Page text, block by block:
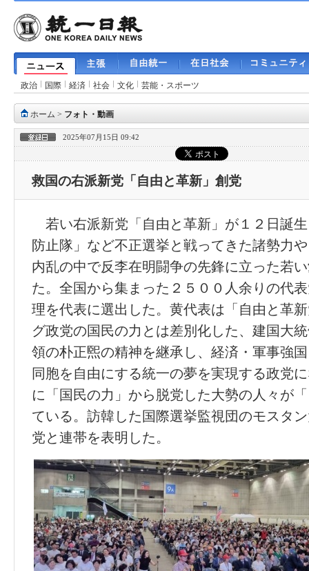
政治 国際 経済 社会 文化 芸能・スポーツ
ホーム > フォト・動画
2025年07月15日 09:42
救国の右派新党「自由と革新」創党
若い右派新党「自由と革新」が１２日誕
防止隊」など不正選挙と戦ってきた諸勢力
内乱の中で反李在明闘争の先鋒に立った若
た。全国から集まった２５００人余りの代
理を代表に選出した。黄代表は「自由と革
グ政党の国民の力とは差別化した、建国大
領の朴正煕の精神を継承し、経済・軍事強
同胞を自由にする統一の夢を実現する政党
に「国民の力」から脱党した大勢の人々が
ている。訪韓した国際選挙監視団のモスタ
党と連帯を表明した。